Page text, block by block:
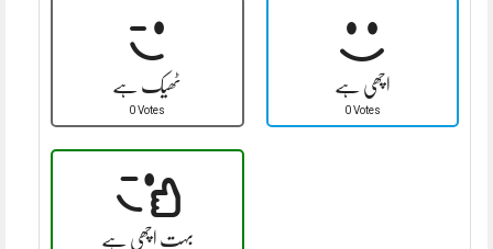
ٹھیک ہے
0 Votes
اچھی ہے
0 Votes
بہت اچھی ہے